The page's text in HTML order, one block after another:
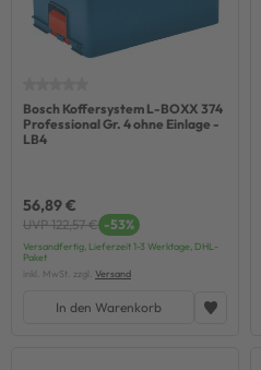
Bosch Koffersystem L-BOXX 374
Professional Gr. 4 ohne Einlage -
LB4
56,89 €
UVP 122,57 € -53%
Versandfertig, Lieferzeit 1-3 Werktage, DHL-
Paket
inkl. MwSt. zzgl. Versand
In den Warenkorb